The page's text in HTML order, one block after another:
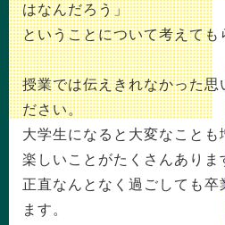
はなんだろう」
ということについて考えても
授業では伝えきれなかった
ださい。
大学生になると大変なこと
楽しいことがたくさんありま
正直なんとなく過ごしても
ます。